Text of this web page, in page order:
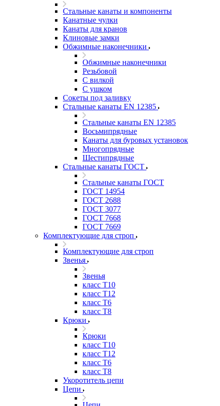
Стальные канаты и компоненты
Канатные чулки
Канаты для кранов
Клиновые замки
Обжимные наконечники
Обжимные наконечники
Резьбовой
С вилкой
С ушком
Сокеты под заливку
Стальные канаты EN 12385
Стальные канаты EN 12385
Восьмипрядные
Канаты для буровых установок
Многопрядные
Шестипрядные
Стальные канаты ГОСТ
Стальные канаты ГОСТ
ГОСТ 14954
ГОСТ 2688
ГОСТ 3077
ГОСТ 7668
ГОСТ 7669
Комплектующие для строп
Комплектующие для строп
Звенья
Звенья
класс Т10
класс Т12
класс Т6
класс Т8
Крюки
Крюки
класс Т10
класс Т12
класс Т6
класс Т8
Укоротитель цепи
Цепи